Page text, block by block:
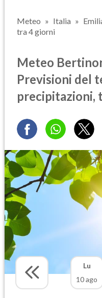
Meteo Italia
tra 4 giorni
Meteo
Previsioni del
precipitazioni,
Lu
10 ago